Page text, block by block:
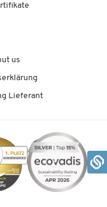
us
Lieferant